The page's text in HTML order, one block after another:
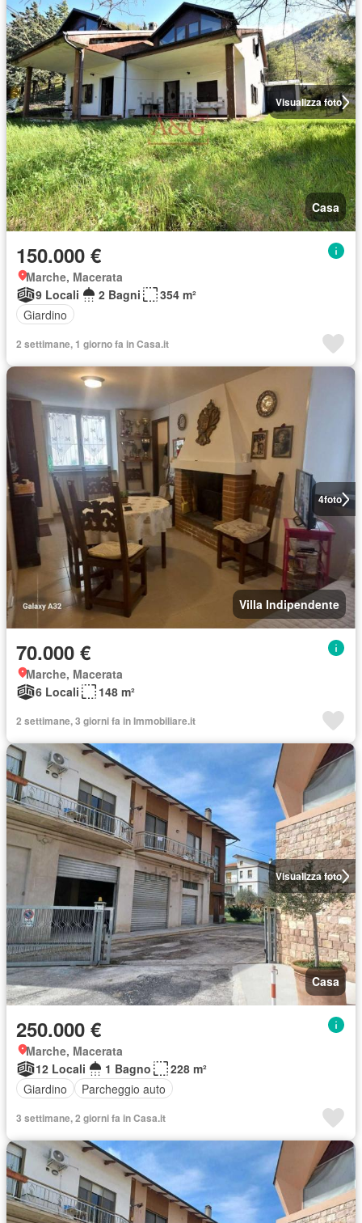
Visualizza foto
Casa
150.000 €
Marche, Macerata
9 Locali
2 Bagni
354 m²
Giardino
2 settimane, 1 giorno fa in Casa.it
4foto
Villa Indipendente
70.000 €
Marche, Macerata
6 Locali
148 m²
2 settimane, 3 giorni fa in Immobiliare.it
Visualizza foto
Casa
250.000 €
Marche, Macerata
12 Locali
1 Bagno
228 m²
Giardino
Parcheggio auto
3 settimane, 2 giorni fa in Casa.it